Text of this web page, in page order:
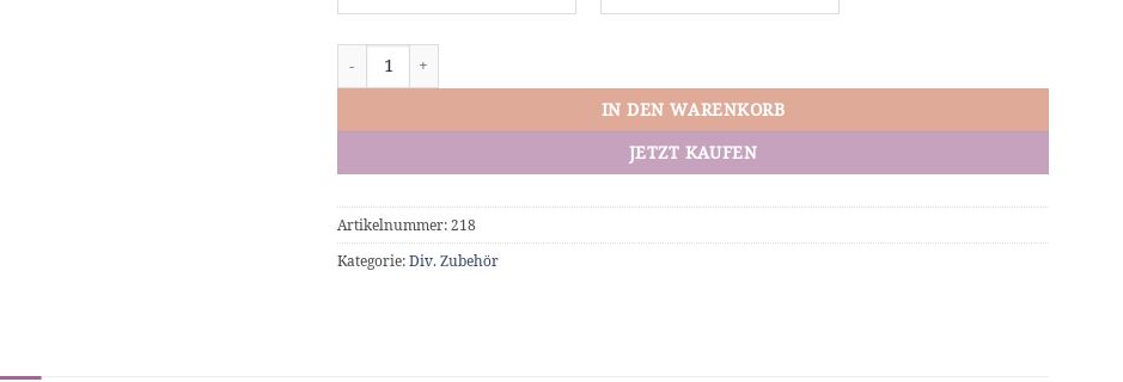
11
-
2-in-1 Lade- und Kopfhörer Headeset Adapter iPhone 5 6 7 8 10 X 11 Lightning Menge
IN DEN WARENKORB
JETZT KAUFEN
Artikelnummer: 218
Kategorie: Div. Zubehör